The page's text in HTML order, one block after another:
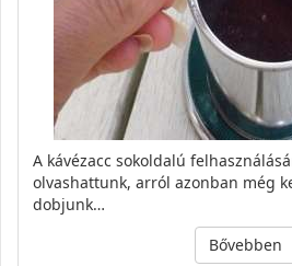
A kávézacc sokoldalú
olvashattunk, arról azonban még
dobjunk…
Bővebben